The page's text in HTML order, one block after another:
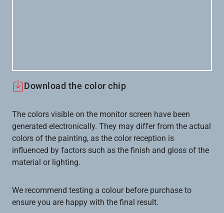
Download the color chip
The colors visible on the monitor screen have been
generated electronically. They may differ from the actual
colors of the painting, as the color reception is
influenced by factors such as the finish and gloss of the
material or lighting.
We recommend testing a colour before purchase to
ensure you are happy with the final result.